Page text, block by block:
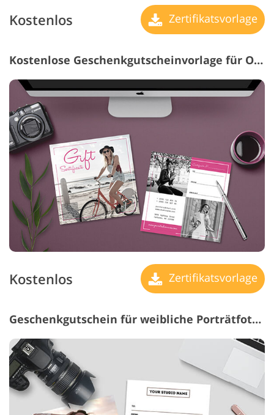
Kostenlos Zertifikatsvorlage
Kostenlose Geschenkgutscheinvorlage für Outdoor-Fotoshootings
Kostenlos Zertifikatsvorlage
Geschenkgutschein für weibliche Porträtfotografie